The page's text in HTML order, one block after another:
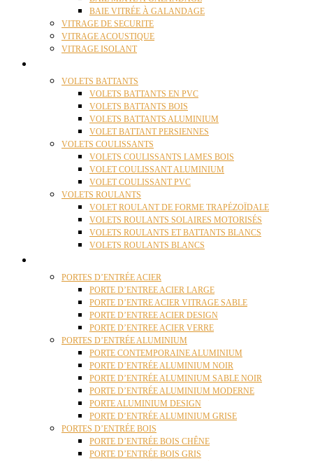
BAIE VITRÉE À GALANDAGE
VITRAGE DE SECURITE
VITRAGE ACOUSTIQUE
VITRAGE ISOLANT
VOLETS BATTANTS
VOLETS BATTANTS EN PVC
VOLETS BATTANTS BOIS
VOLETS BATTANTS ALUMINIUM
VOLET BATTANT PERSIENNES
VOLETS COULISSANTS
VOLETS COULISSANTS LAMES BOIS
VOLET COULISSANT ALUMINIUM
VOLET COULISSANT PVC
VOLETS ROULANTS
VOLET ROULANT DE FORME TRAPÉZOÏDALE
VOLETS ROULANTS SOLAIRES MOTORISÉS
VOLETS ROULANTS ET BATTANTS BLANCS
VOLETS ROULANTS BLANCS
PORTES D’ENTRÉE ACIER
PORTE D’ENTREE ACIER LARGE
PORTE D’ENTRE ACIER VITRAGE SABLE
PORTE D’ENTREE ACIER DESIGN
PORTE D’ENTREE ACIER VERRE
PORTES D’ENTRÉE ALUMINIUM
PORTE CONTEMPORAINE ALUMINIUM
PORTE D’ENTRÉE ALUMINIUM NOIR
PORTE D’ENTRÉE ALUMINIUM SABLE NOIR
PORTE D’ENTRÉE ALUMINIUM MODERNE
PORTE ALUMINIUM DESIGN
PORTE D’ENTRÉE ALUMINIUM GRISE
PORTES D’ENTRÉE BOIS
PORTE D’ENTRÉE BOIS CHÊNE
PORTE D’ENTRÉE BOIS GRIS